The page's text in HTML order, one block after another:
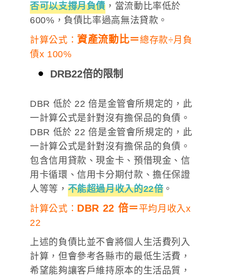
否可以支撐月負債 ，當流動比率低於
600%，負債比率過高無法貸款。
計算公式： 資產流動比＝總存款÷月負
債x 100%
DRB22倍的限制
DBR 低於 22 倍是金管會所規定的，此
一計算公式是針對沒有擔保品的負債。
DBR 低於 22 倍是金管會所規定的，此
一計算公式是針對沒有擔保品的負債。
包含信用貸款、現金卡、預借現金、信
用卡循環、信用卡分期付款、擔任保證
人等等， 不能超過月收入的22倍 。
計算公式： DBR 22 倍＝ 平均月收入x
22
上述的負債比並不會將個人生活費列入
計算，但會參考各縣市的最低生活費，
希望能夠讓客戶維持原本的生活品質，